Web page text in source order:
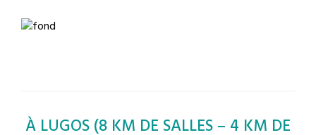
À LUGOS (8 KM DE SALLES – 4 KM DE